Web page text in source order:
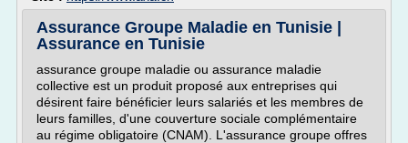
Assurance Groupe Maladie en Tunisie |
Assurance en Tunisie
assurance groupe maladie ou assurance maladie
collective est un produit proposé aux entreprises qui
désirent faire bénéficier leurs salariés et les membres de
leurs familles, d'une couverture sociale complémentaire
au régime obligatoire (CNAM). L'assurance groupe offres